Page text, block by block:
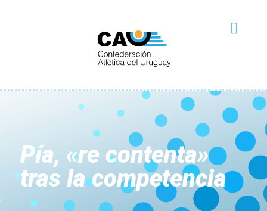
Pía, «re contenta»
tras la competencia